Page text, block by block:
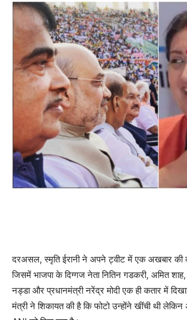
दरअसल, स्मृति ईरानी ने अपने ट्वीट में एक अखबार की
जिसमें भाजपा के दिग्गज नेता नितिन गडकरी, अमित
नड्डा और प्रधानमंत्री नरेंद्र मोदी एक ही कतार में
मंत्री ने शिकायत की है कि फोटो उन्होंने खींची थी